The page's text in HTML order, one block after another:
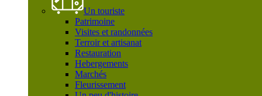
Un touriste
Patrimoine
Visites et randonnées
Terroir et artisanat
Restauration
Hebergements
Marchés
Fleurissement